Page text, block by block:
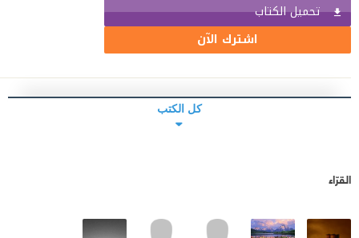
تحميل الكتاب
اشترك الآن
كل الكتب
القرّاء